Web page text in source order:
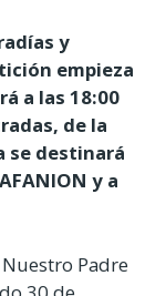
y
empieza
a las 18:00
de la
se destinará
y a
Padre